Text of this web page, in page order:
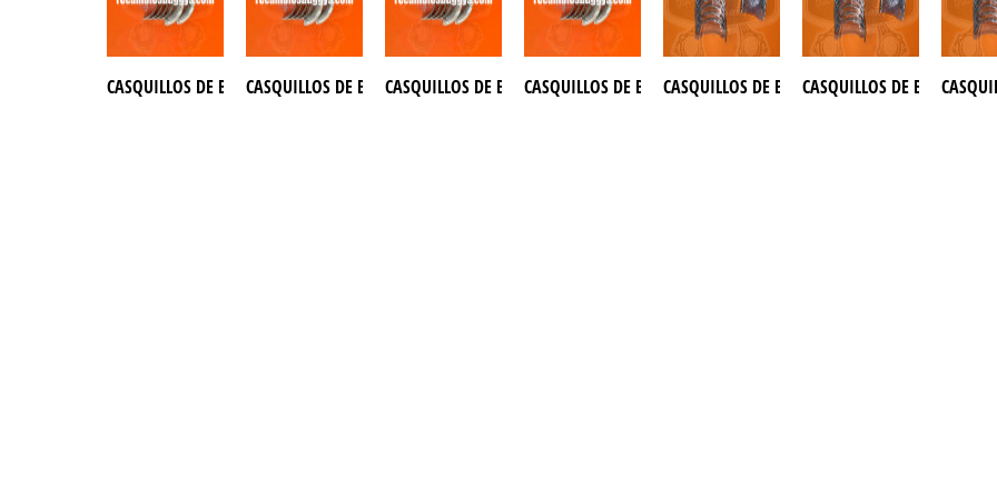
CASQUILLOS DE BIELA BUGGY GOKA 650CASQUILLOS DE BIELA BUGGY JOYNER 650
CASQUILLOS DE BIELA BUGGY KINROAD 650
CASQUILLOS DE BIELA BUGGY SAITING 650
CASQUILLOS DE BIELA Y CIGUEÑAL BUGGY AZEL
CASQUILLOS DE BIELA Y